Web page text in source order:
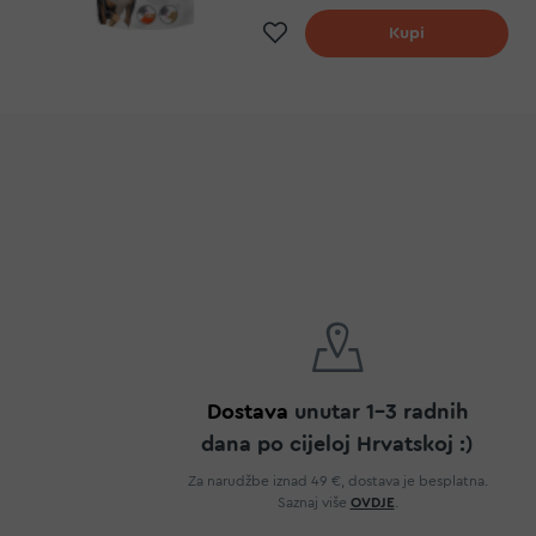
Dodaj na listu
Kupi
Dostava unutar 1-3 radnih
dana po cijeloj Hrvatskoj :)
Za narudžbe iznad 49 €, dostava je besplatna.
Saznaj više OVDJE